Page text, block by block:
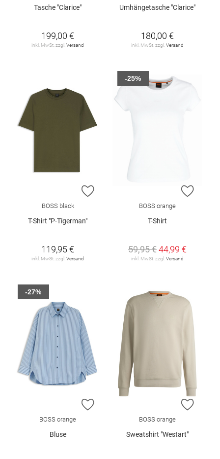
Tasche "Clarice"
199,00 €
inkl. MwSt. zzgl.Versand
Umhängetasche "Clarice"
180,00 €
inkl. MwSt. zzgl.Versand
ZUR WUNSCHLISTE HINZUFÜGEN
BOSS black
T-Shirt "P-Tigerman"
119,95 €
inkl. MwSt. zzgl. Versand
ZUR
BOSS orange
T-Shirt
59,95 €44,99 €
inkl. MwSt. zzgl. Versand
-25%
ZUR WUNSCHLISTE HINZUFÜGEN
BOSS orange
Bluse
-27%
ZUR
BOSS orange
Sweatshirt "Westart"